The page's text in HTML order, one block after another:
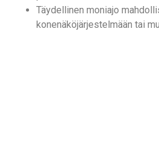
Täydellinen moniajo
konenäköjärjestelmään tai